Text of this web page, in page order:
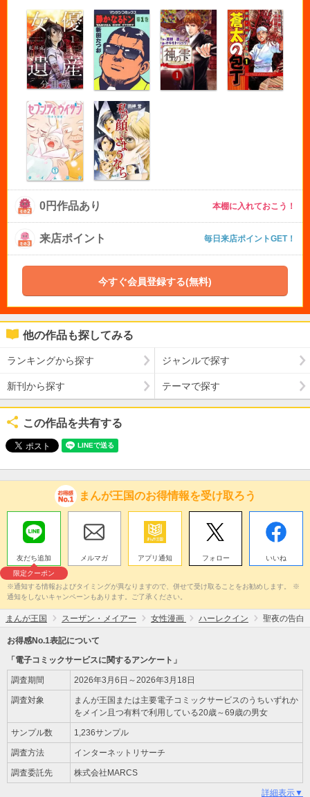
0円作品あり 本棚に入れておこう！
来店ポイント 毎日来店ポイントGET！
今すぐ会員登録する(無料)
他の作品も探してみる
ランキングから探す ジャンルで探す
新刊から探す テーマで探す
この作品を共有する
まんが王国のお得情報を受け取ろう
友だち追加
限定クーポン
メルマガ アプリ通知 フォロー いいね
※通知する情報およびタイミングが異なりますので、併せて受け取ることをお勧めします。 ※
通知をしないキャンペーンもあります。ご了承ください。
まんが王国 スーザン・メイアー 女性漫画 ハーレクイン 聖夜の告白
お得感No.1表記について
「電子コミックサービスに関するアンケート」
調査期間 2026年3月6日～2026年3月18日
調査対象
まんが王国または主要電子コミックサービスのうちいずれか
をメイン且つ有料で利用している20歳～69歳の男女
サンプル数 1,236サンプル
調査方法 インターネットリサーチ
調査委託先 株式会社MARCS
詳細表示▼